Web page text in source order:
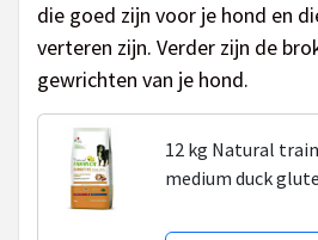
die goed zijn voor je hond en
verteren zijn. Verder zijn de
gewrichten van je hond.
12 kg Natural
medium duck